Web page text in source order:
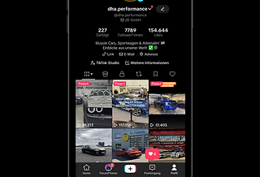
verfügbar sind.
Wenn Sie gezielt nach us cars
kaufen meiner Nähe suchen,
profitieren Sie bei DHA
Performance von:
persönlicher Beratung